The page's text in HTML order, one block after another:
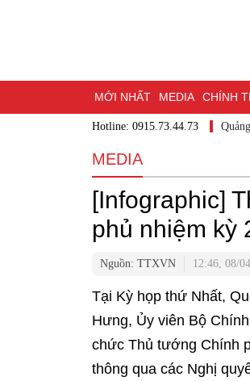
MỚI NHẤT MEDIA CHÍNH
DU LỊCH - ẨM THỰC
ĐẶT BÁO
MỘT LƯỚT HIỂU LUẬT NHỊP
Hotline: 0915.73.44.73
MEDIA
[Infographic]
phủ nhiệm kỳ
Nguồn: TTXVN 12:46, 08/
Tại Kỳ họp thứ Nhất,
Hưng, Ủy viên Bộ
chức Thủ tướng Chính
thông qua các Nghị